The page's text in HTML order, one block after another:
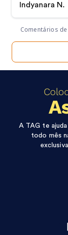
Indyanara N.
Comentários
A TAG te
todo mês